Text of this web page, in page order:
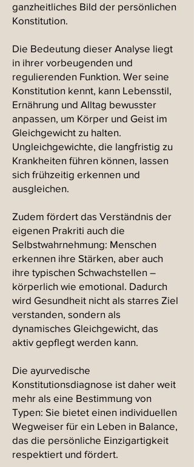
ganzheitliches Bild der persönlichen
Konstitution.
Die Bedeutung dieser Analyse liegt
in ihrer vorbeugenden und
regulierenden Funktion. Wer seine
Konstitution kennt, kann Lebensstil,
Ernährung und Alltag bewusster
anpassen, um Körper und Geist im
Gleichgewicht zu halten.
Ungleichgewichte, die langfristig zu
Krankheiten führen können, lassen
sich frühzeitig erkennen und
ausgleichen.
Zudem fördert das Verständnis der
eigenen Prakriti auch die
Selbstwahrnehmung: Menschen
erkennen ihre Stärken, aber auch
ihre typischen Schwachstellen –
körperlich wie emotional. Dadurch
wird Gesundheit nicht als starres Ziel
verstanden, sondern als
dynamisches Gleichgewicht, das
aktiv gepflegt werden kann.
Die ayurvedische
Konstitutionsdiagnose ist daher weit
mehr als eine Bestimmung von
Typen: Sie bietet einen individuellen
Wegweiser für ein Leben in Balance,
das die persönliche Einzigartigkeit
respektiert und fördert.